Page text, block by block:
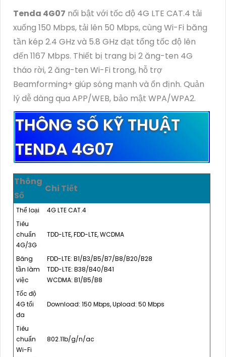
Tenda 4G07 nổi bật với tốc độ 4G LTE CAT.4 tải
xuống 150 Mbps, tải lên 50 Mbps, cùng Wi-Fi băng
tần kép 2.4 GHz và 5.8 GHz đạt tổng tốc độ lên
đến 1167 Mbps. Thiết bị trang bị 2 ăng-ten 4G
tháo rời, 2 ăng-ten Wi-Fi trong, hỗ trợ
Beamforming+ giúp sóng mạnh và ổn định. Quản
lý dễ dàng qua APP/WEB, bảo mật WPA/WPA2.
THÔNG SỐ KỸ THUẬT
TENDA 4G07
Thông
Số
Chi Tiết
Thể loại
4G LTE CAT.4
Tiêu
chuẩn
4G/3G
TDD-LTE, FDD-LTE, WCDMA
Băng
tần làm
việc
FDD-LTE: B1/B3/B5/B7/B8/B20/B28
TDD-LTE: B38/B40/B41
WCDMA: B1/B5/B8
Tốc độ
4G tối
đa
Download: 150 Mbps, Upload: 50 Mbps
Tiêu
chuẩn
Wi-Fi
802.11b/g/n/ac